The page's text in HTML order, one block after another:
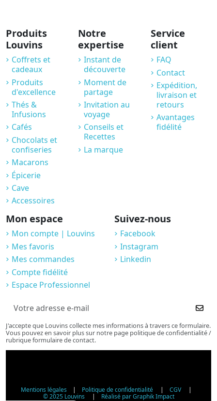
Produits
Louvins
Coffrets et
cadeaux
Produits
d'excellence
Thés &
Infusions
Cafés
Chocolats et
confiseries
Macarons
Épicerie
Cave
Accessoires
Notre
expertise
Instant de
découverte
Moment de
partage
Invitation au
voyage
Conseils et
Recettes
La marque
Service
client
FAQ
Contact
Expédition,
livraison et
retours
Avantages
fidélité
Mon espace
Mon compte | Louvins
Mes favoris
Mes commandes
Compte fidélité
Espace Professionnel
Suivez-nous
Facebook
Instagram
Linkedin
J'accepte que Louvins collecte mes informations à travers ce formulaire.
Vous pouvez en savoir plus sur notre page politique de confidentialité /
rubrique formulaire de contact.
Mentions légales | Politique de confidentialité | CGV |
© 2025 Louvins | Réalisé par Graphik Impact